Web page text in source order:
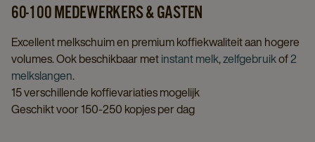
60-100 MEDEWERKERS & GASTEN
Excellent melkschuim en premium koffiekwaliteit aan hogere
volumes. Ook beschikbaar metinstant melk,zelfgebruikof2
melkslangen.
15 verschillende koffievariaties mogelijk
Geschikt voor 150-250 kopjes per dag